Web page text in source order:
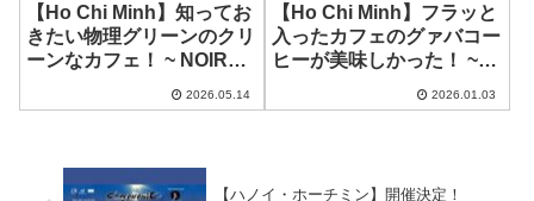
【Ho Chi Minh】知ってお
きたい物理グリーンのクリ
ーンなカフェ！ ~ NOIRE
Ngoc Thach
2026.05.14
【Ho Chi Minh】フラッと
入ったカフェのグァバコー
ヒーが美味しかった！ ~
2026.01.03
【ハノイ・ホーチミン】開催決定！